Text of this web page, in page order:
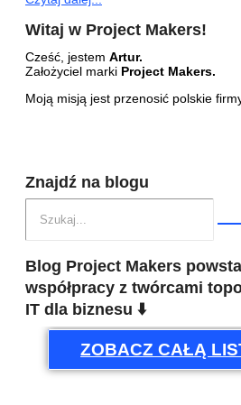
Witaj w Project Makers!
Cześć, jestem Artur.
Założyciel marki Project Makers.
Moją misją jest przenosić polskie
Znajdź na blogu
Blog Project Makers
współpracy z twórcami
IT dla biznesu ⬇️
ZOBACZ CAŁĄ